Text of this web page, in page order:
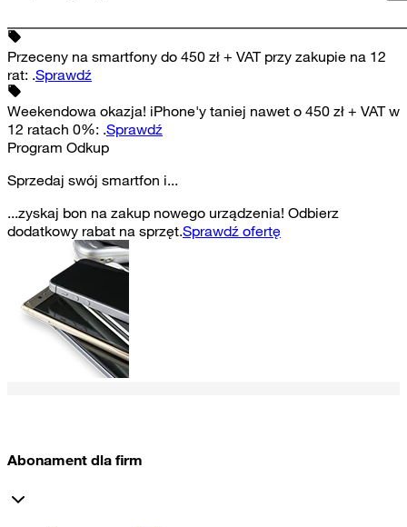
Przeceny na smartfony do 450 zł + VAT przy zakupie na 12
rat: .Sprawdź
Weekendowa okazja! iPhone'y taniej nawet o 450 zł + VAT w
12 ratach 0%: .Sprawdź
Program Odkup
Sprzedaj swój smartfon i...
...zyskaj bon na zakup nowego urządzenia! Odbierz
dodatkowy rabat na sprzęt.Sprawdź ofertę
Abonament dla firm